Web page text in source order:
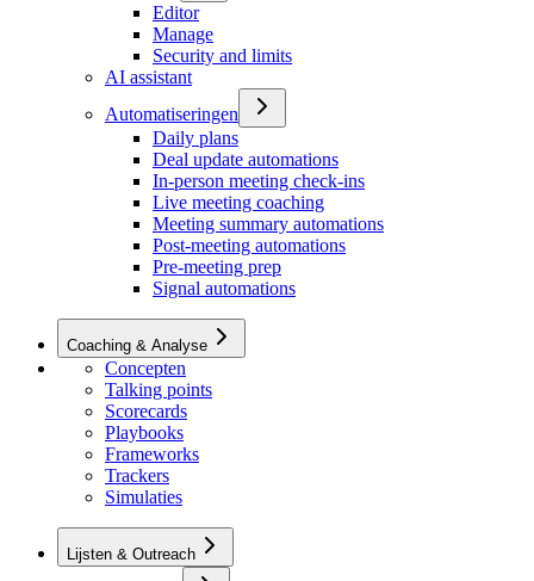
Editor
Manage
Security and limits
AI assistant
Automatiseringen
Daily plans
Deal update automations
In-person meeting check-ins
Live meeting coaching
Meeting summary automations
Post-meeting automations
Pre-meeting prep
Signal automations
Coaching & Analyse
Concepten
Talking points
Scorecards
Playbooks
Frameworks
Trackers
Simulaties
Lijsten & Outreach